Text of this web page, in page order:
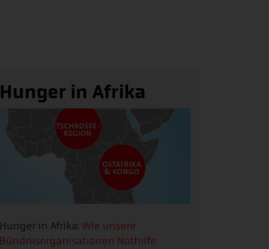
Hunger in Afrika
Hunger in Afrika: Wie unsere
Bündnisorganisationen Nothilfe